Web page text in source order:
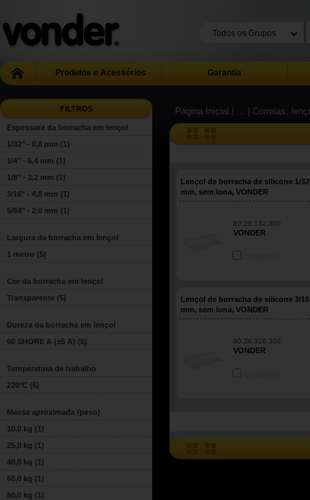
Produtos e Acessórios Garantia
FILTROS
Espessura da borracha em lençol
1/32" - 0,8 mm (1)
1/4" - 6,4 mm (1)
1/8" - 3,2 mm (1)
3/16" - 4,8 mm (1)
5/64" - 2,0 mm (1)
Largura da borracha em lençol
1 metro (5)
Cor da borracha em lençol
Transparente (5)
Dureza da borracha em lençol
60 SHORE A (±5 A) (5)
Temperatura de trabalho
220°C (5)
Massa aproximada (peso)
10,0 kg (1)
25,0 kg (1)
40,0 kg (1)
60,0 kg (1)
80,0 kg (1)
Página Inicial | ... | Correias,
Lençol de borracha de silicone 1/
mm, sem lona, VONDER
80.28.132.300
VONDER
Lençol de borracha de silicone 3/
mm, sem lona, VONDER
80.28.316.300
VONDER